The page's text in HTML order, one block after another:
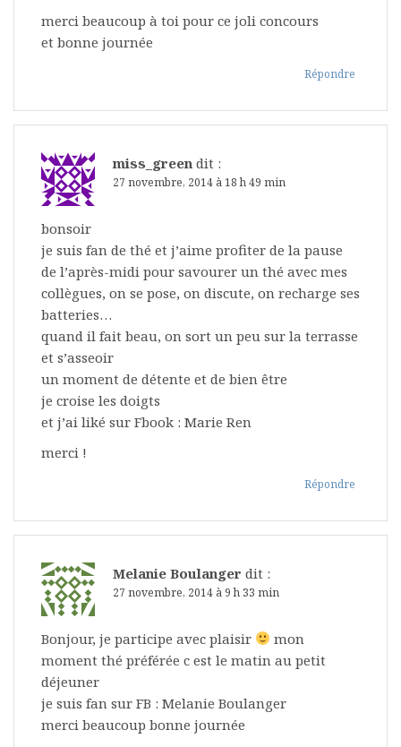
merci beaucoup à toi pour ce joli concours
et bonne journée
Répondre
miss_green dit :
27 novembre, 2014 à 18 h 49 min
bonsoir
je suis fan de thé et j’aime profiter de la pause
de l’après-midi pour savourer un thé avec mes
collègues, on se pose, on discute, on recharge ses
batteries…
quand il fait beau, on sort un peu sur la terrasse
et s’asseoir
un moment de détente et de bien être
je croise les doigts
et j’ai liké sur Fbook : Marie Ren
merci !
Répondre
Melanie Boulanger dit :
27 novembre, 2014 à 9 h 33 min
Bonjour, je participe avec plaisir
mon
moment thé préférée c est le matin au petit
déjeuner
je suis fan sur FB : Melanie Boulanger
merci beaucoup bonne journée